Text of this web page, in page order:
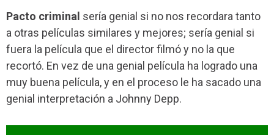
Pacto criminal sería genial si no nos recordara tanto
a otras películas similares y mejores; sería genial si
fuera la película que el director filmó y no la que
recortó. En vez de una genial película ha logrado una
muy buena película, y en el proceso le ha sacado una
genial interpretación a Johnny Depp.